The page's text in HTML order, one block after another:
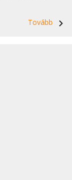
Tovább
navigate_next